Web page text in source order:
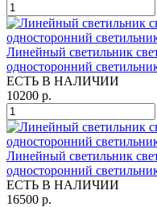
Линейный светильник
односторонний
ЕСТЬ В НАЛИЧИИ
10200 р.
Линейный светильник
односторонний
ЕСТЬ В НАЛИЧИИ
16500 р.